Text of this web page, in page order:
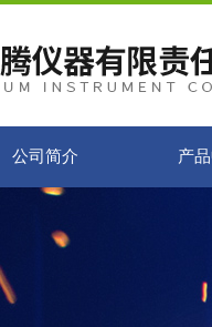
公司简介 产